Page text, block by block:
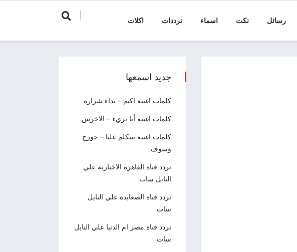
رسائل نكت اسماء ترددات اكلات
جديد اسمعها
كلمات اغنية اكتم – نداء شراره
كلمات اغنية أنا بريء – الاخرس
كلمات اغنية بيتكلم عليا – جورج
وسوف
تردد قناة القاهرة الاخبارية علي
النايل سات
تردد قناة الصعايدة علي النايل
سات
تردد قناة مصر ام الدنيا علي النايل
سات